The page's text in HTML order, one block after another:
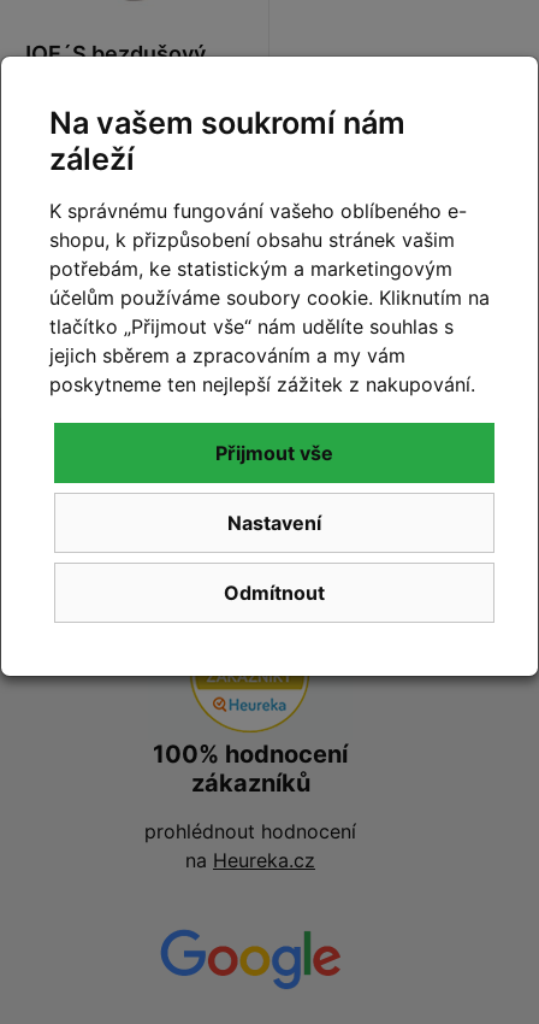
JOE´S bezdušový
450 Kč Detail
Ověřenonašimi
zákazníky
100% hodnocení
zákazníků
prohlédnout hodnocení
na Heureka.cz
Na vašem soukromí nám
záleží
K správnému fungování vašeho oblíbeného e-
shopu, k přizpůsobení obsahu stránek vašim
potřebám, ke statistickým a marketingovým
účelům používáme soubory cookie. Kliknutím na
tlačítko „Přijmout vše“ nám udělíte souhlas s
jejich sběrem a zpracováním a my vám
poskytneme ten nejlepší zážitek z nakupování.
Odmítnout
Nastavení
Přijmout vše